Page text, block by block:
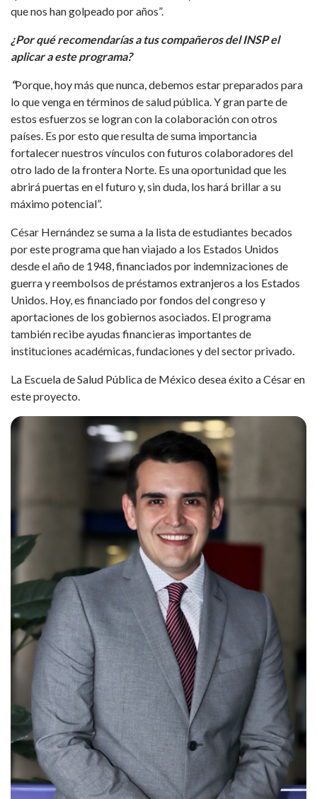
que nos han golpeado por años”.
¿Por qué recomendarías a tus compañeros del INSP el
aplicar a este programa?
“Porque, hoy más que nunca, debemos estar preparados para
lo que venga en términos de salud pública. Y gran parte de
estos esfuerzos se logran con la colaboración con otros
países. Es por esto que resulta de suma importancia
fortalecer nuestros vínculos con futuros colaboradores del
otro lado de la frontera Norte. Es una oportunidad que les
abrirá puertas en el futuro y, sin duda, los hará brillar a su
máximo potencial”.
César Hernández se suma a la lista de estudiantes becados
por este programa que han viajado a los Estados Unidos
desde el año de 1948, financiados por indemnizaciones de
guerra y reembolsos de préstamos extranjeros a los Estados
Unidos. Hoy, es financiado por fondos del congreso y
aportaciones de los gobiernos asociados. El programa
también recibe ayudas financieras importantes de
instituciones académicas, fundaciones y del sector privado.
La Escuela de Salud Pública de México desea éxito a César en
este proyecto.